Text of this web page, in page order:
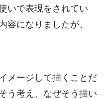
いで表現をされてい
容になりましたが、
メージして描くことだ
う考え、なぜそう描い